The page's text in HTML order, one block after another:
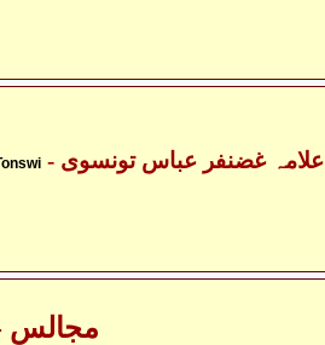
- علامہ غضنفر عباس تونسوی
مجالس